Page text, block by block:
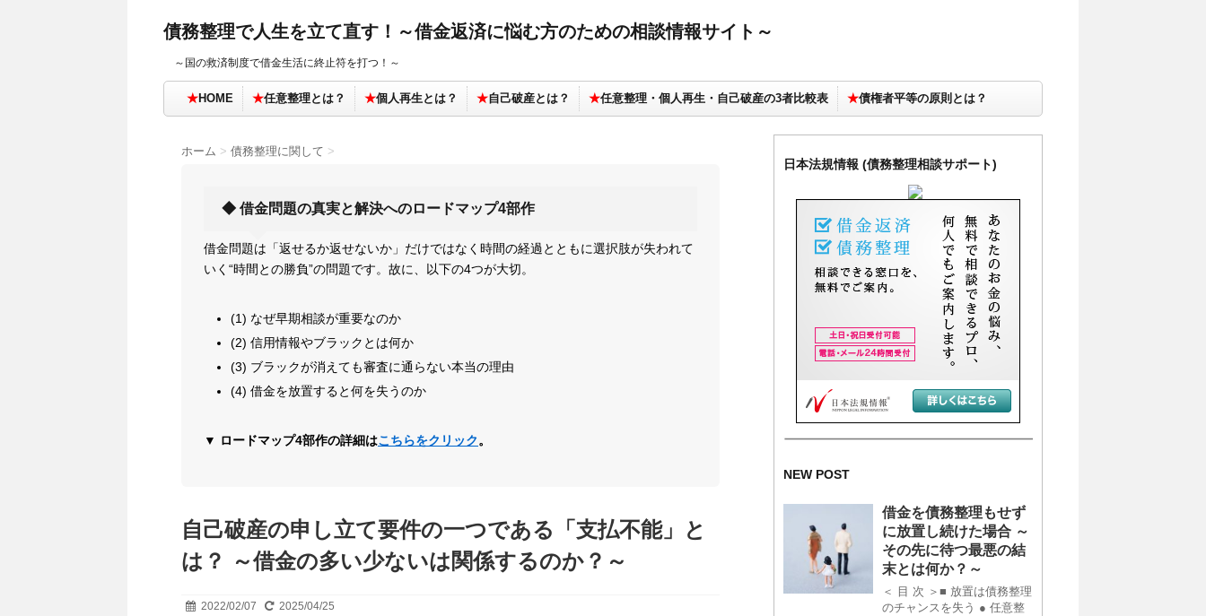
債務整理で人生を立て直す！～借金返済に悩む方のための相談情報サイト～
～国の救済制度で借金生活に終止符を打つ！～
★HOME ★任意整理とは？ ★個人再生とは？ ★自己破産とは？ ★任意整理・個人再生・自己破産の3者比較表 ★債権者平等の原則とは？
ホーム > 債務整理に関して >
◆ 借金問題の真実と解決へのロードマップ4部作
借金問題は「返せるか返せないか」だけではなく時間の経過とともに選択肢が失われて
いく“時間との勝負”の問題です。故に、以下の4つが大切。
(1) なぜ早期相談が重要なのか
(2) 信用情報やブラックとは何か
(3) ブラックが消えても審査に通らない本当の理由
(4) 借金を放置すると何を失うのか
▼ ロードマップ4部作の詳細はこちらをクリック。
自己破産の申し立て要件の一つである「支払不能」と
は？ ～借金の多い少ないは関係するのか？～
2022/02/07 2025/04/25
日本法規情報 (債務整理相談サポート)
NEW POST
借金を債務整理もせず
に放置し続けた場合 ～
その先に待つ最悪の結
末とは何か？～
＜ 目 次 ＞■ 放置は債務整理
のチャンスを失う ● 任意整